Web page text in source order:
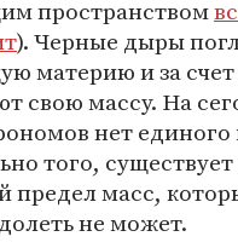
пространством
). Черные дыры
материю и за счет
свою массу. На
нет
того,
предел масс,
не может.